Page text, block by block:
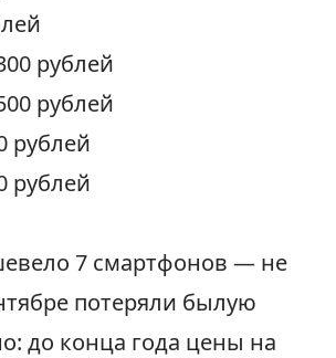
рублей
рублей
рублей
рублей
7 смартфонов — не
потеряли былую
до конца года цены на